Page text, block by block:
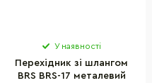
У наявності
Перехідник зі шлангом
BRS BRS-17 металевий